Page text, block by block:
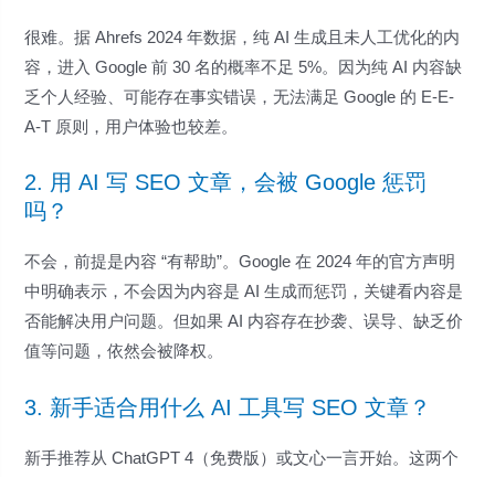
很难。据 Ahrefs 2024 年数据，纯 AI 生成且未人工优化的内
容，进入 Google 前 30 名的概率不足 5%。因为纯 AI 内容缺
乏个人经验、可能存在事实错误，无法满足 Google 的 E-E-
A-T 原则，用户体验也较差。
2. 用 AI 写 SEO 文章，会被 Google 惩罚
吗？
不会，前提是内容 “有帮助”。Google 在 2024 年的官方声明
中明确表示，不会因为内容是 AI 生成而惩罚，关键看内容是
否能解决用户问题。但如果 AI 内容存在抄袭、误导、缺乏价
值等问题，依然会被降权。
3. 新手适合用什么 AI 工具写 SEO 文章？
新手推荐从 ChatGPT 4（免费版）或文心一言开始。这两个